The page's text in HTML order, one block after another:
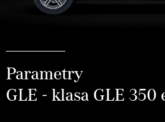
Parametry
GLE - klasa GLE 350